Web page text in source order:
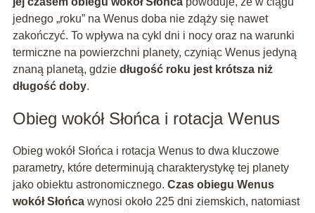
jednego „roku” na Wenus doba nie zdąży się nawet
zakończyć. To wpływa na cykl dni i nocy oraz na warunki
termiczne na powierzchni planety, czyniąc Wenus jedyną
znaną planetą, gdzie długość roku jest krótsza niż
długość doby.
Obieg wokół Słońca i rotacja Wenus
Obieg wokół Słońca i rotacja Wenus to dwa kluczowe
parametry, które determinują charakterystykę tej planety
jako obiektu astronomicznego. Czas obiegu Wenus
wokół Słońcawynosi około 225 dni ziemskich, natomiast